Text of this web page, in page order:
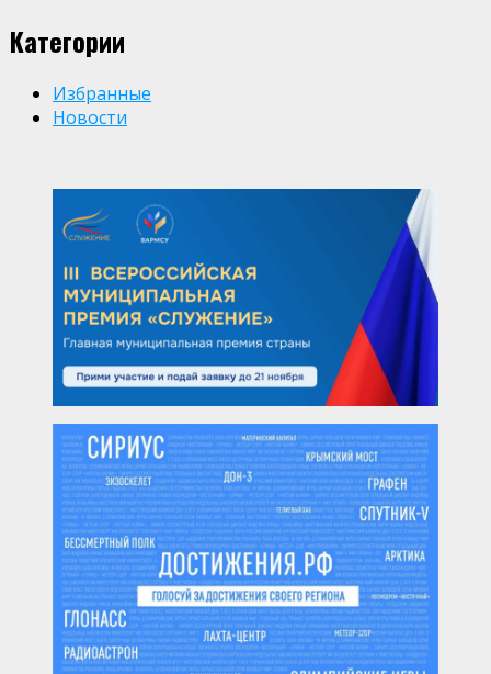
Категории
Избранные
Новости